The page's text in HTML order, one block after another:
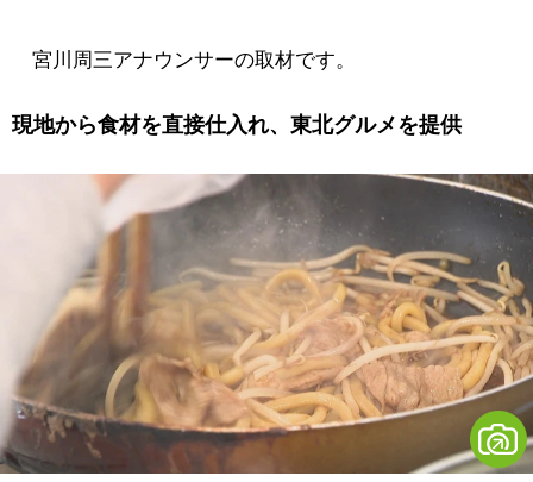
宮川周三アナウンサーの取材です。
現地から食材を直接仕入れ、東北グルメを提供